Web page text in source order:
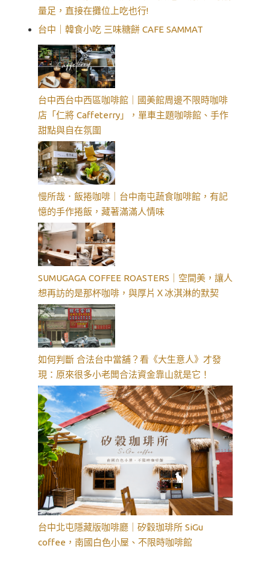
量足，直接在攤位上吃也行!
台中｜韓食小吃 三味糖餅 CAFE SAMMAT
台中西台中西區咖啡館｜國美館周邊不限時咖啡
店「仁將 Caffeterry」，單車主題咖啡館、手作
甜點與自在氛圍
慢所哉．飯捲咖啡｜台中南屯蔬食咖啡館，有記
憶的手作捲飯，藏著滿滿人情味
SUMUGAGA COFFEE ROASTERS｜空間美，讓人
想再訪的是那杯咖啡，與厚片Ｘ冰淇淋的默契
如何判斷 合法台中當舖？看《大生意人》才發
現：原來很多小老闆合法資金靠山就是它！
台中北屯隱藏版咖啡廳｜矽穀珈琲所 SiGu
coffee，南國白色小屋、不限時咖啡館